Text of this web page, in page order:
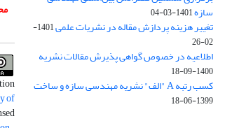
سازه1401-03-04
تغییر هزینه پردازش مقاله در نشریات علمی
1401-
02-26
اطلاعیه در خصوص گواهی پذیرش مقالات نشریه
1400-09-18
کسب رتبه A "الف" نشریه مهندسی سازه و ساخت
1399-06-18
of